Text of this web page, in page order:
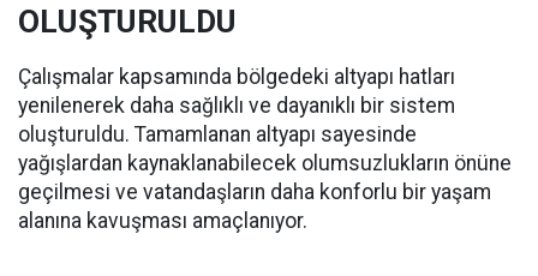
OLUŞTURULDU
Çalışmalar kapsamında bölgedeki altyapı hatları
yenilenerek daha sağlıklı ve dayanıklı bir sistem
oluşturuldu. Tamamlanan altyapı sayesinde
yağışlardan kaynaklanabilecek olumsuzlukların önüne
geçilmesi ve vatandaşların daha konforlu bir yaşam
alanına kavuşması amaçlanıyor.